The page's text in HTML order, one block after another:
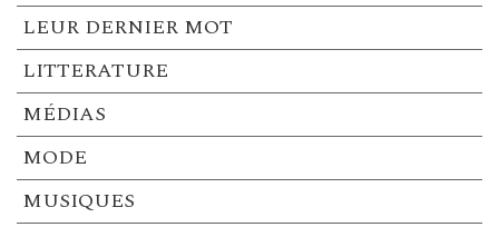
LEUR DERNIER MOT
LITTERATURE
MÉDIAS
MODE
MUSIQUES